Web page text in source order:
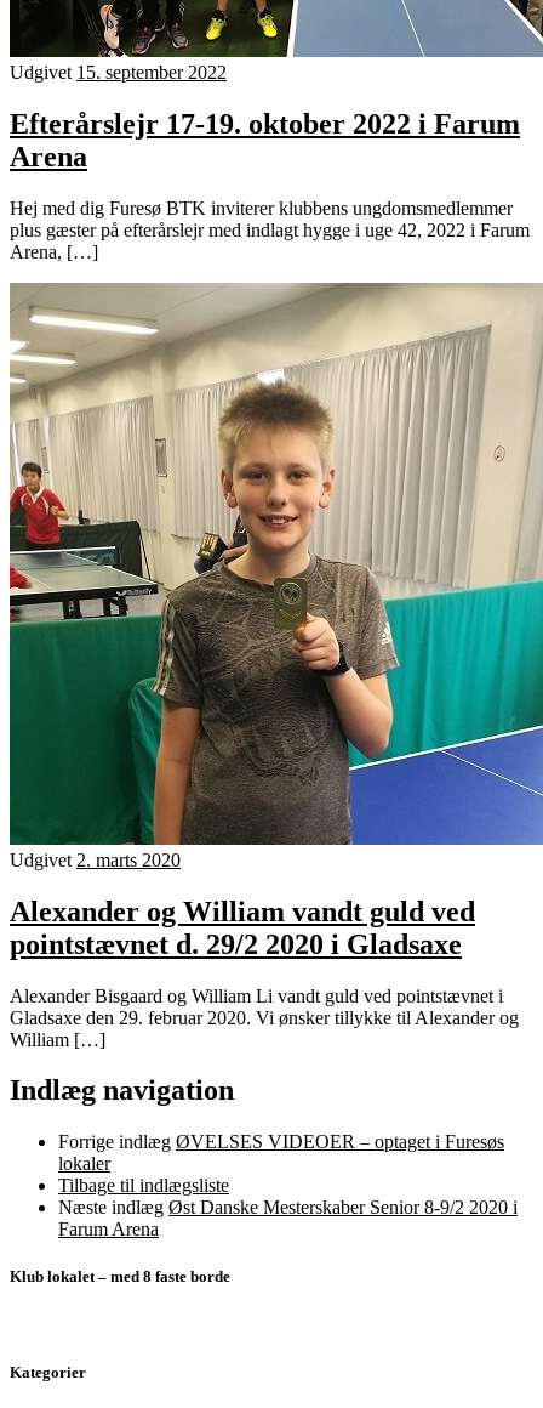
Udgivet 15. september 2022
Efterårslejr 17-19. oktober 2022 i Farum
Arena
Hej med dig Furesø BTK inviterer klubbens ungdomsmedlemmer
plus gæster på efterårslejr med indlagt hygge i uge 42, 2022 i Farum
Arena, […]
Udgivet 2. marts 2020
Alexander og William vandt guld ved
pointstævnet d. 29/2 2020 i Gladsaxe
Alexander Bisgaard og William Li vandt guld ved pointstævnet i
Gladsaxe den 29. februar 2020. Vi ønsker tillykke til Alexander og
William […]
Indlæg navigation
Forrige indlæg ØVELSES VIDEOER – optaget i Furesøs
lokaler
Tilbage til indlægsliste
Næste indlæg Øst Danske Mesterskaber Senior 8-9/2 2020 i
Farum Arena
Klub lokalet – med 8 faste borde
Kategorier